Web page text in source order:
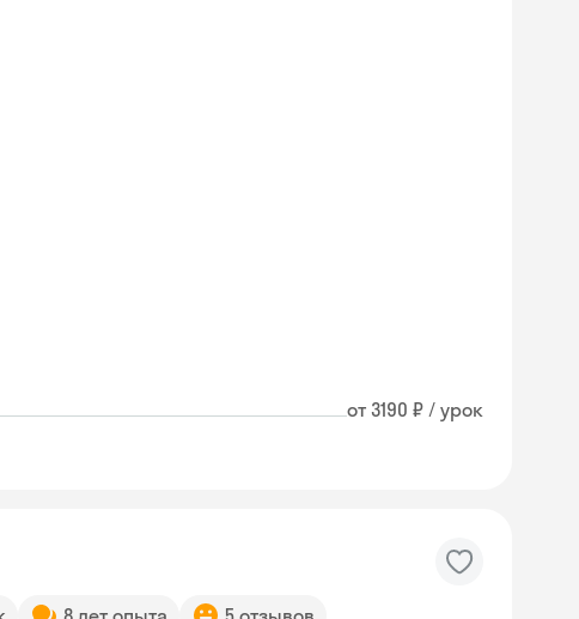
от 3190 ₽ / урок